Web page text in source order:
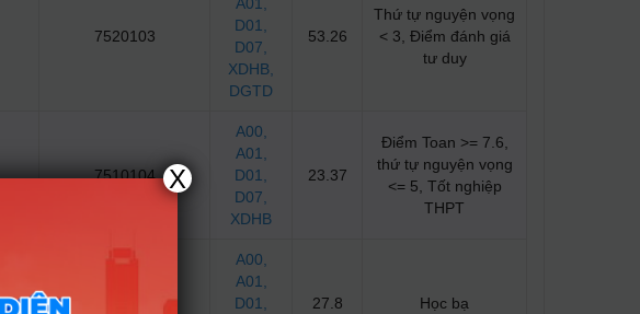
7520103
D01
D07
XDHB
DGTD
53.26
Thứ tự nguyện vọng
< 3, Điểm đánh giá
tư duy
7510104
A00
A01
D01
D07
XDHB
23.37
Điểm Toan >= 7.6,
thứ tự nguyện vọng
<= 5, Tốt nghiệp
THPT
A00
A01
D01
27.8 Học bạ
X